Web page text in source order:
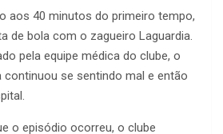
aos 40 minutos do primeiro tempo,
de bola com o zagueiro Laguardia.
pela equipe médica do clube, o
continuou se sentindo mal e então
o episódio ocorreu, o clube